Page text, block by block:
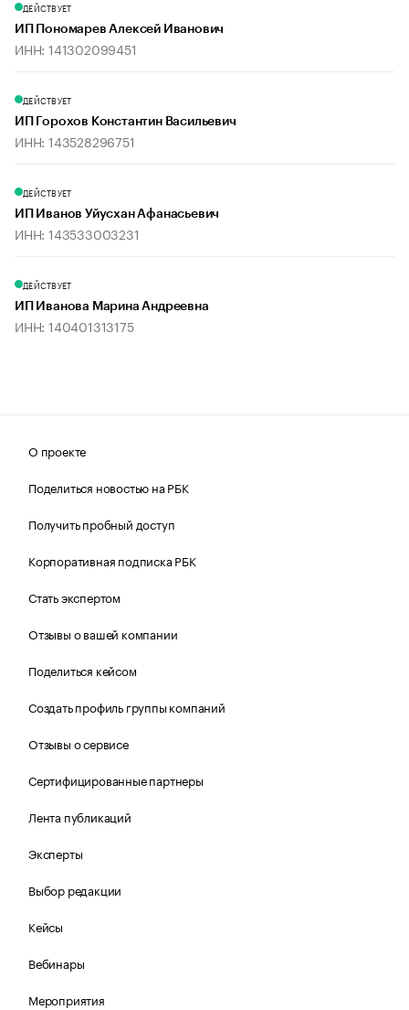
ДЕЙСТВУЕТ
ИП Пономарев Алексей Иванович
ИНН: 141302099451
ДЕЙСТВУЕТ
ИП Горохов Константин Васильевич
ИНН: 143528296751
ДЕЙСТВУЕТ
ИП Иванов Уйусхан Афанасьевич
ИНН: 143533003231
ДЕЙСТВУЕТ
ИП Иванова Марина Андреевна
ИНН: 140401313175
О проекте
Поделиться новостью на РБК
Получить пробный доступ
Корпоративная подписка РБК
Стать экспертом
Отзывы о вашей компании
Поделиться кейсом
Создать профиль группы компаний
Отзывы о сервисе
Сертифицированные партнеры
Лента публикаций
Эксперты
Выбор редакции
Кейсы
Вебинары
Мероприятия